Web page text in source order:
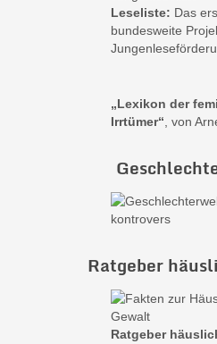
Leseliste: Das
bundesweite
„Lexikon der
Irrtümer“ , von
Ratgeber
Ratgeber